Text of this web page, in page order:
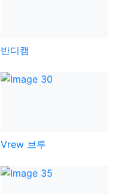
반디캠
Vrew 브루